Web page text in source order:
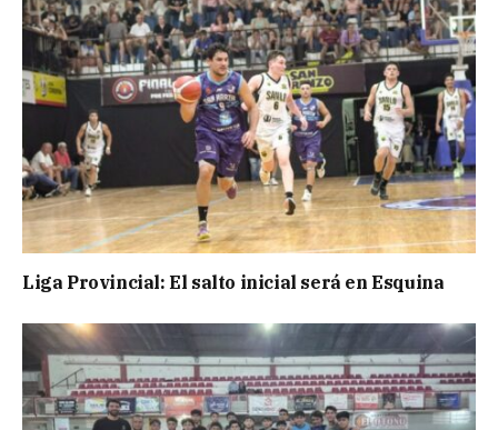
Liga Provincial: El salto inicial será en Esquina